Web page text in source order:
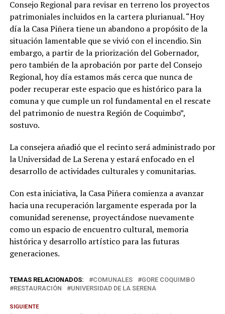
Consejo Regional para revisar en terreno los proyectos
patrimoniales incluidos en la cartera plurianual. “Hoy
día la Casa Piñera tiene un abandono a propósito de la
situación lamentable que se vivió con el incendio. Sin
embargo, a partir de la priorización del Gobernador,
pero también de la aprobación por parte del Consejo
Regional, hoy día estamos más cerca que nunca de
poder recuperar este espacio que es histórico para la
comuna y que cumple un rol fundamental en el rescate
del patrimonio de nuestra Región de Coquimbo”,
sostuvo.
La consejera añadió que el recinto será administrado por
la Universidad de La Serena y estará enfocado en el
desarrollo de actividades culturales y comunitarias.
Con esta iniciativa, la Casa Piñera comienza a avanzar
hacia una recuperación largamente esperada por la
comunidad serenense, proyectándose nuevamente
como un espacio de encuentro cultural, memoria
histórica y desarrollo artístico para las futuras
generaciones.
TEMAS RELACIONADOS: COMUNALES
GORE COQUIMBO
RESTAURACIÓN
UNIVERSIDAD DE LA SERENA
SIGUIENTE